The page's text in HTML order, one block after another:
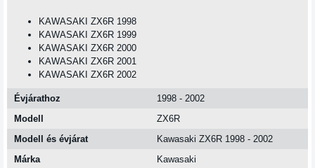
KAWASAKI ZX6R 1998
KAWASAKI ZX6R 1999
KAWASAKI ZX6R 2000
KAWASAKI ZX6R 2001
KAWASAKI ZX6R 2002
Évjárathoz
1998 - 2002
Modell
ZX6R
Modell és évjárat
Kawasaki ZX6R 1998 - 2002
Márka
Kawasaki